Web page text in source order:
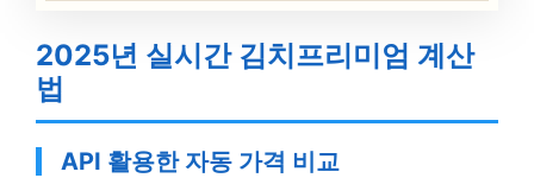
2025년 실시간 김치프리미엄 계산
법
API 활용한 자동 가격 비교